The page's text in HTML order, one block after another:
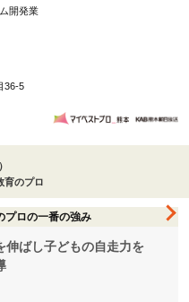
開発業
36-5
育のプロ
プロの一番の強み
伸ばし子どもの自走力を